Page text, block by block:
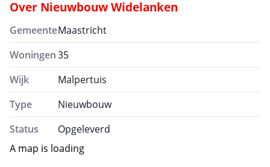
Over Nieuwbouw Widelanken
GemeenteMaastricht
Woningen35
Wijk
Malpertuis
Type
Nieuwbouw
Status
Opgeleverd
A map is loading